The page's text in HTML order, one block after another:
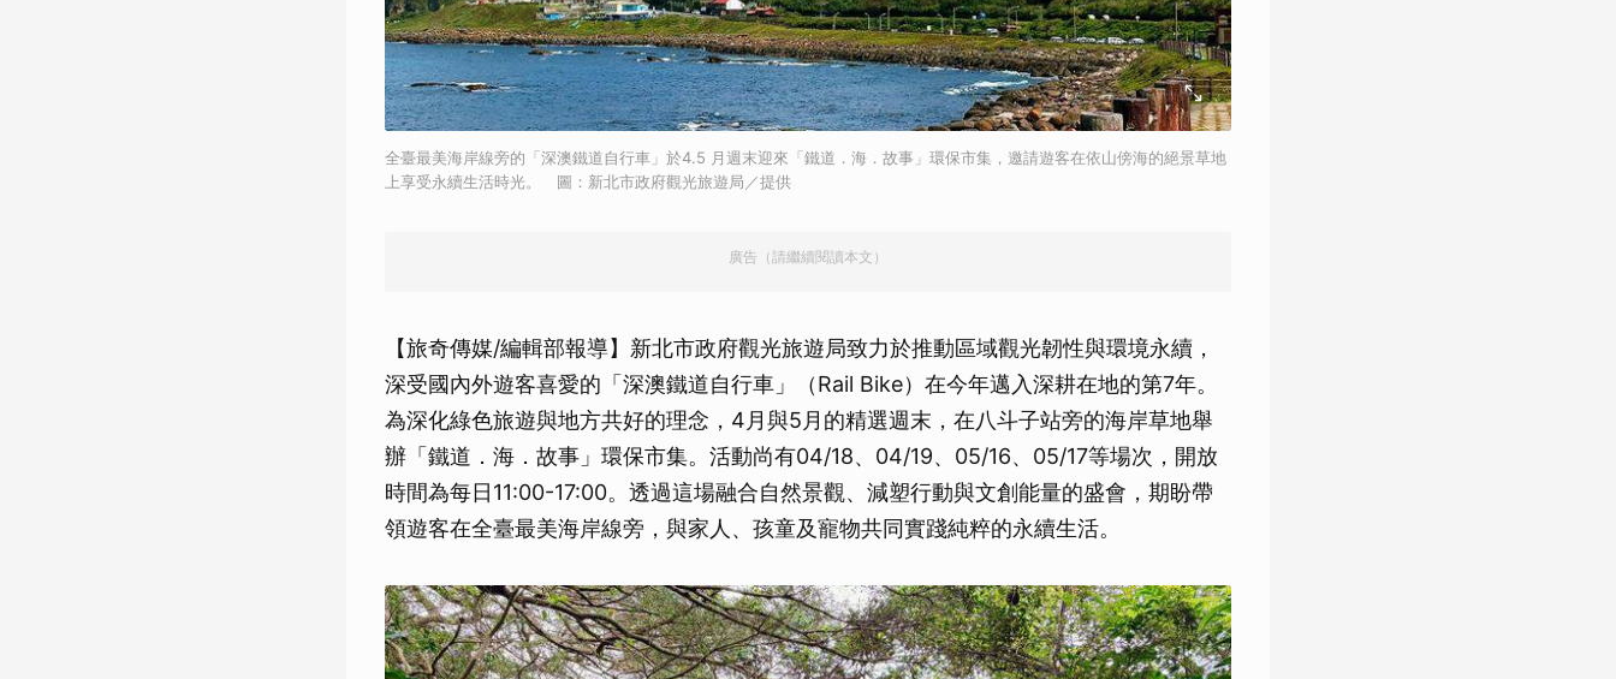
全臺最美海岸線旁的「深澳鐵道自行車」於4.5 月週末迎來「鐵道．海．故事」環保市集，邀請遊客在依山傍海的絕景草地
上享受永續生活時光。 圖：新北市政府觀光旅遊局／提供
廣告（請繼續閱讀本文）
【旅奇傳媒/編輯部報導】新北市政府觀光旅遊局致力於推動區域觀光韌性與環境永續，
深受國內外遊客喜愛的「深澳鐵道自行車」（Rail Bike）在今年邁入深耕在地的第7年。
為深化綠色旅遊與地方共好的理念，4月與5月的精選週末，在八斗子站旁的海岸草地舉
辦「鐵道．海．故事」環保市集。活動尚有04/18、04/19、05/16、05/17等場次，開放
時間為每日11:00-17:00。透過這場融合自然景觀、減塑行動與文創能量的盛會，期盼帶
領遊客在全臺最美海岸線旁，與家人、孩童及寵物共同實踐純粹的永續生活。